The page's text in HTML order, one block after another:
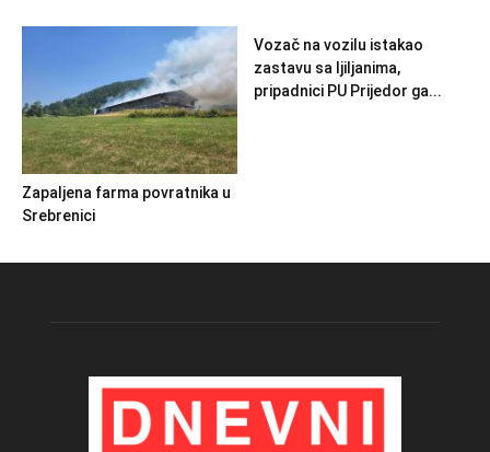
Zapaljena farma povratnika u
Srebrenici
Vozač na vozilu istakao
zastavu sa ljiljanima,
pripadnici PU Prijedor ga...